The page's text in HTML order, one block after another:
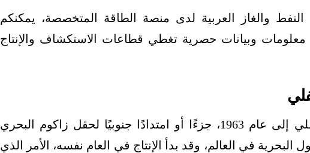
والغاز العربية لدى منصة الطاقة المتخصصة، يمكنكم
وبيانات حصرية تغطي قطاعات الاستكشاف والإنتاج
يعود تاريخ اكتشاف حقل زاكوم السفلي إلى عام 1963، جزءًا أو امتدادًا جنوبيًا لحقل زاكوم البحري
البحرية في العالم، وقد بدأ الإنتاج في العام نفسه، الأمر الذي